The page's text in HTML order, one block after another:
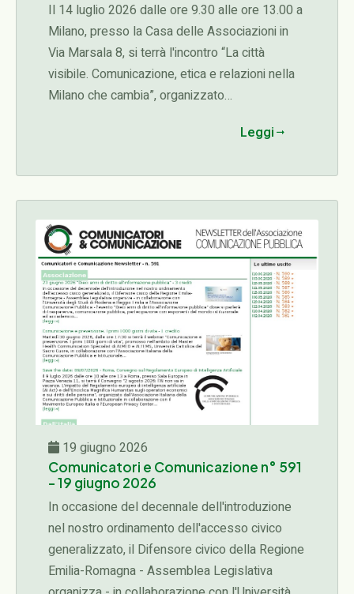
Il 14 luglio 2026 dalle ore 9.30 alle ore 13.00 a
Milano, presso la Casa delle Associazioni in
Via Marsala 8, si terrà l'incontro “La città
visibile. Comunicazione, etica e relazioni nella
Milano che cambia”, organizzato
Leggi
19 giugno 2026
Comunicatori e Comunicazione n° 591
- 19 giugno 2026
In occasione del decennale dell'introduzione
nel nostro ordinamento dell'accesso civico
generalizzato, il Difensore civico della Regione
Emilia-Romagna - Assemblea Legislativa